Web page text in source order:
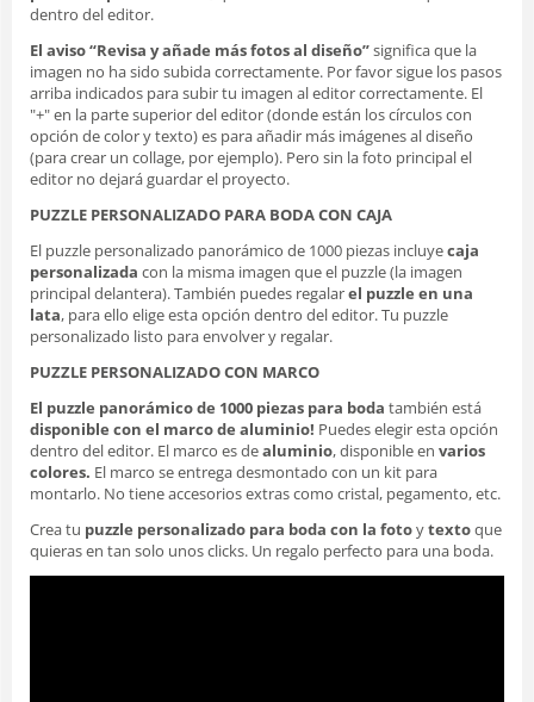
dentro del editor.
El aviso “Revisa y añade más fotos al diseño”significa que la
imagen no ha sido subida correctamente. Por favor sigue los pasos
arriba indicados para subir tu imagen al editor correctamente. El
"+" en la parte superior del editor (donde están los círculos con
opción de color y texto) es para añadir más imágenes al diseño
(para crear un collage, por ejemplo). Pero sin la foto principal el
editor no dejará guardar el proyecto.
PUZZLE PERSONALIZADO PARA BODA CON CAJA
El puzzle personalizado panorámico de 1000 piezas incluyecaja
personalizada con la misma imagen que el puzzle (la imagen
principal delantera). También puedes regalarel puzzle en una
lata, para ello elige esta opción dentro del editor. Tu puzzle
personalizado listo para envolver y regalar.
PUZZLE PERSONALIZADO CON MARCO
El puzzle panorámico de 1000 piezas para boda también está
disponible con el marco de aluminio! Puedes elegir esta opción
dentro del editor. El marco es dealuminio, disponible en varios
colores. El marco se entrega desmontado con un kit para
montarlo. No tiene accesorios extras como cristal, pegamento, etc.
Crea tu puzzle personalizado para boda con la fotoytextoque
quieras en tan solo unos clicks. Un regalo perfecto para una boda.